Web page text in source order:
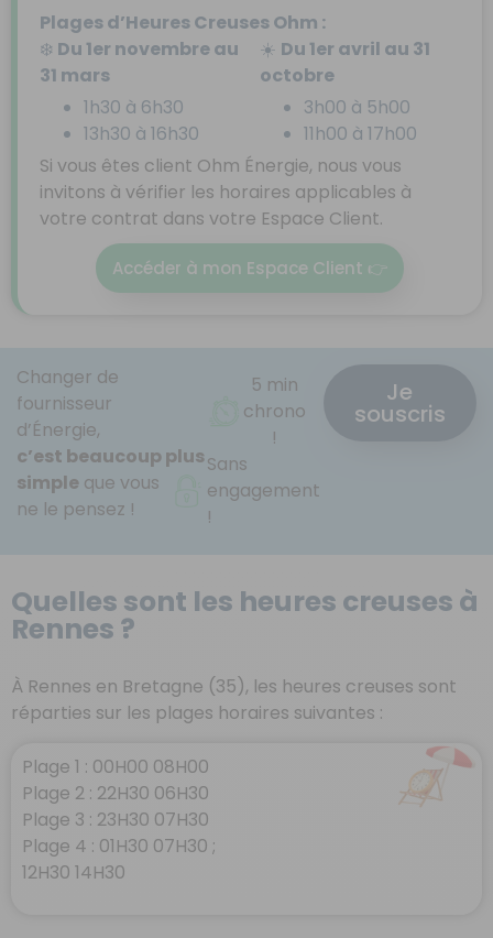
Plages d’Heures Creuses Ohm :
❄️ Du 1er novembre au
31 mars
1h30 à 6h30
13h30 à 16h30
☀️ Du 1er avril au 31
octobre
3h00 à 5h00
11h00 à 17h00
Si vous êtes client Ohm Énergie, nous vous
invitons à vérifier les horaires applicables à
votre contrat dans votre Espace Client.
Accéder à mon Espace Client 👉
Changer de
fournisseur
d’Énergie,
c’est beaucoup plus
simple que vous
ne le pensez !
5 min
chrono
!
Sans
engagement
!
Je
souscris
Quelles sont les heures creuses à
Rennes ?
À Rennes en Bretagne (35), les heures creuses sont
réparties sur les plages horaires suivantes :
Plage 1 : 00H00 08H00
Plage 2 : 22H30 06H30
Plage 3 : 23H30 07H30
Plage 4 : 01H30 07H30 ;
12H30 14H30